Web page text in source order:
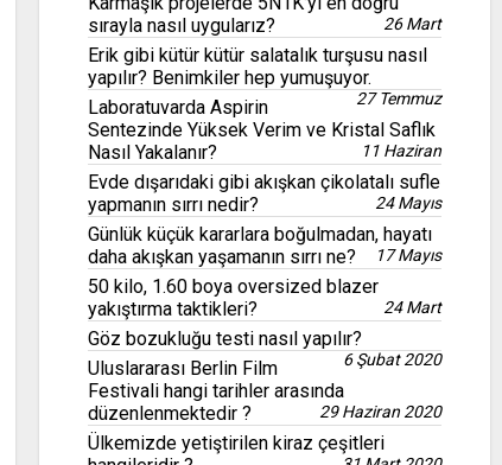
sırayla nasıl uygularız?
26 Mart
Erik gibi kütür kütür salatalık turşusu nasıl
yapılır? Benimkiler hep yumuşuyor.
27 Temmuz
Laboratuvarda Aspirin
Sentezinde Yüksek Verim ve Kristal Saflık
Nasıl Yakalanır?
11 Haziran
Evde dışarıdaki gibi akışkan çikolatalı sufle
yapmanın sırrı nedir?
24 Mayıs
Günlük küçük kararlara boğulmadan, hayatı
daha akışkan yaşamanın sırrı ne?
17 Mayıs
50 kilo, 1.60 boya oversized blazer
yakıştırma taktikleri?
24 Mart
Göz bozukluğu testi nasıl yapılır?
6 Şubat 2020
Uluslararası Berlin Film
Festivali hangi tarihler arasında
düzenlenmektedir ?
29 Haziran 2020
Ülkemizde yetiştirilen kiraz çeşitleri